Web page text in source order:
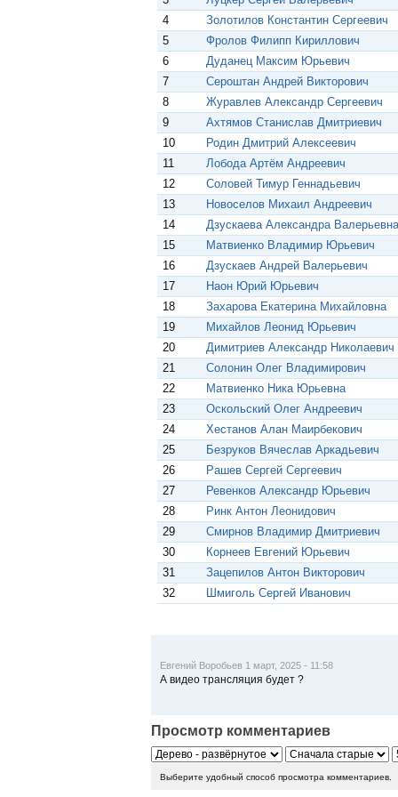
4
Золотилов Константин Сергеевич
5
Фролов Филипп Кириллович
6
Дуданец Максим Юрьевич
7
Сероштан Андрей Викторович
8
Журавлев Александр Сергеевич
9
Ахтямов Станислав Дмитриевич
10
Родин Дмитрий Алексеевич
11
Лобода Артём Андреевич
12
Соловей Тимур Геннадьевич
13
Новоселов Михаил Андреевич
14
Дзускаева Александра Валерьевна
15
Матвиенко Владимир Юрьевич
16
Дзускаев Андрей Валерьевич
17
Наон Юрий Юрьевич
18
Захарова Екатерина Михайловна
19
Михайлов Леонид Юрьевич
20
Димитриев Александр Николаевич
21
Солонин Олег Владимирович
22
Матвиенко Ника Юрьевна
23
Оскольский Олег Андреевич
24
Хестанов Алан Маирбекович
25
Безруков Вячеслав Аркадьевич
26
Рашев Сергей Сергеевич
27
Ревенков Александр Юрьевич
28
Ринк Антон Леонидович
29
Смирнов Владимир Дмитриевич
30
Корнеев Евгений Юрьевич
31
Зацепилов Антон Викторович
32
Шмиголь Сергей Иванович
Евгений Воробьев 1 март, 2025 - 11:58
А видео трансляция будет ?
Просмотр комментариев
Выберите удобный способ просмотра комментариев.